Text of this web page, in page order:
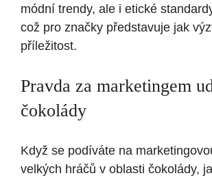
módní trendy, ale i etické
což pro značky představuje jak
příležitost.
Pravda za marketingem
čokolády
Když se podíváte na
velkých hráčů v oblasti čokolády,